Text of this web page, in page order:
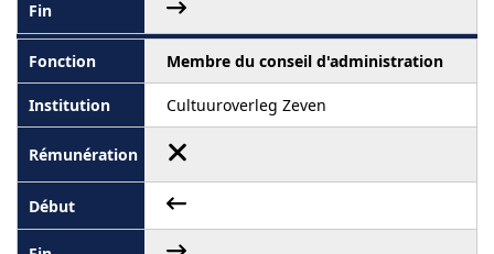
Membre du conseil d'administration
Cultuuroverleg Zeven